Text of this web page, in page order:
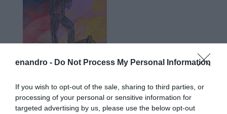
enandro - Do Not Process My Personal Information
If you wish to opt-out of the sale, sharing to third parties, or
processing of your personal or sensitive information for
targeted advertising by us, please use the below opt-out